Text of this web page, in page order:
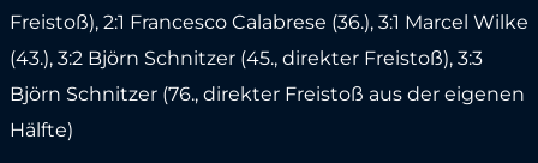
Freistoß), 2:1 Francesco Calabrese (36.), 3:1 Marcel Wilke
(43.), 3:2 Björn Schnitzer (45., direkter Freistoß), 3:3
Björn Schnitzer (76., direkter Freistoß aus der eigenen
Hälfte)